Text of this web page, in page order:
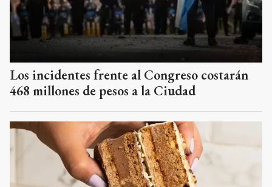
Los incidentes frente al Congreso costarán
468 millones de pesos a la Ciudad